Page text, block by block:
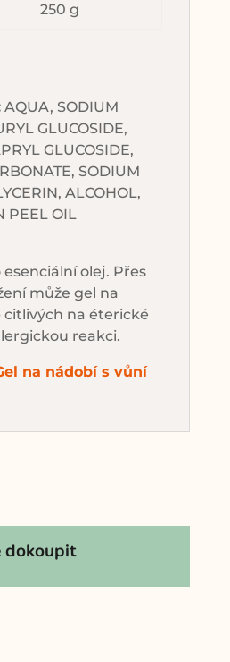
250 g
AQUA, SODIUM
GLUCOSIDE,
GLUCOSIDE,
SODIUM
ALCOHOL,
PEEL OIL
olej. Přes
může gel na
citlivých na éterické
reakci.
na nádobí s vůní
dokoupit